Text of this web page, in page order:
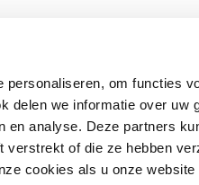
om functies
delen we informatie over uw
analyse. Deze partners
of die ze hebben
cookies als u onze website